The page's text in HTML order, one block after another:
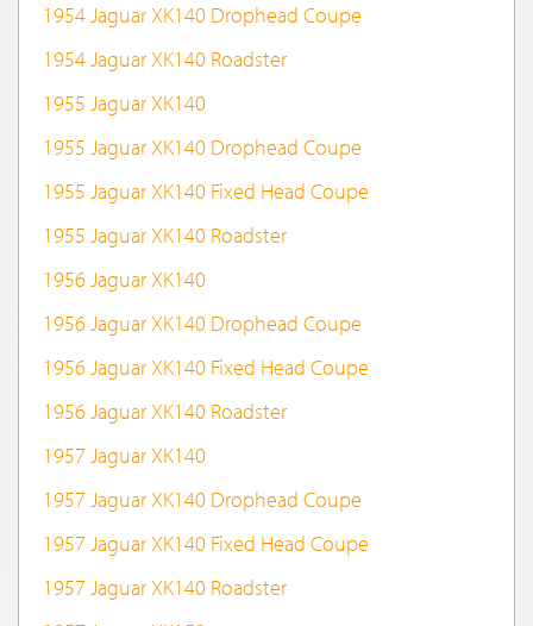
1954 Jaguar XK140 Drophead Coupe
1954 Jaguar XK140 Roadster
1955 Jaguar XK140
1955 Jaguar XK140 Drophead Coupe
1955 Jaguar XK140 Fixed Head Coupe
1955 Jaguar XK140 Roadster
1956 Jaguar XK140
1956 Jaguar XK140 Drophead Coupe
1956 Jaguar XK140 Fixed Head Coupe
1956 Jaguar XK140 Roadster
1957 Jaguar XK140
1957 Jaguar XK140 Drophead Coupe
1957 Jaguar XK140 Fixed Head Coupe
1957 Jaguar XK140 Roadster